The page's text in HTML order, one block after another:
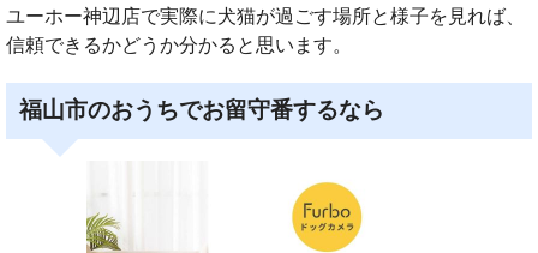
ユーホー神辺店で実際に犬猫が過ごす場所と様子を見れば、
信頼できるかどうか分かると思います。
福山市のおうちでお留守番するなら